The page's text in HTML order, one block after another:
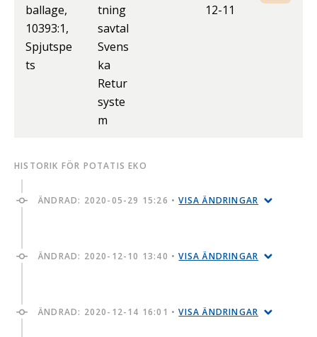
ballage,
10393:1,
Spjutspe
ts
tning
savtal
Svens
ka
Retur
syste
m
12-11
HISTORIK FÖR POTATIS EKO
ÄNDRAD: 2020-05-29 15:26 •VISA ÄNDRINGAR
ÄNDRAD: 2020-12-10 13:40 •VISA ÄNDRINGAR
ÄNDRAD: 2020-12-14 16:01 •VISA ÄNDRINGAR